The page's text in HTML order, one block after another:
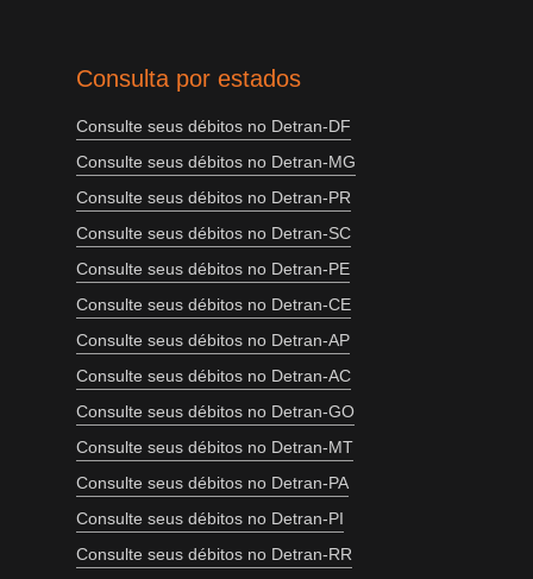
Consulta por estados
Consulte seus débitos no Detran-DF
Consulte seus débitos no Detran-MG
Consulte seus débitos no Detran-PR
Consulte seus débitos no Detran-SC
Consulte seus débitos no Detran-PE
Consulte seus débitos no Detran-CE
Consulte seus débitos no Detran-AP
Consulte seus débitos no Detran-AC
Consulte seus débitos no Detran-GO
Consulte seus débitos no Detran-MT
Consulte seus débitos no Detran-PA
Consulte seus débitos no Detran-PI
Consulte seus débitos no Detran-RR